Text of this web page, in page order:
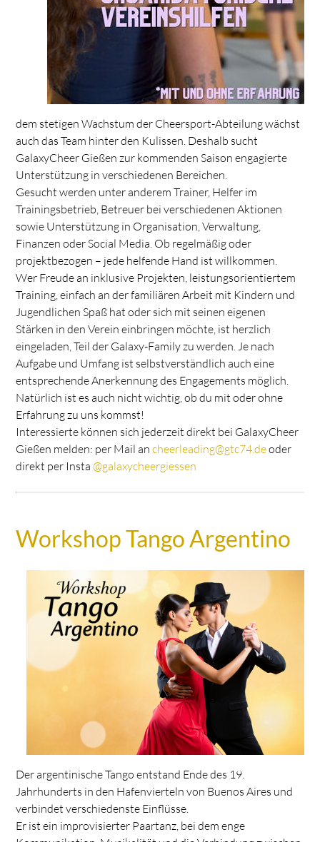
dem stetigen Wachstum der Cheersport-Abteilung wächst
auch das Team hinter den Kulissen. Deshalb sucht
GalaxyCheer Gießen zur kommenden Saison engagierte
Unterstützung in verschiedenen Bereichen.
Gesucht werden unter anderem Trainer, Helfer im
Trainingsbetrieb, Betreuer bei verschiedenen Aktionen
sowie Unterstützung in Organisation, Verwaltung,
Finanzen oder Social Media. Ob regelmäßig oder
projektbezogen – jede helfende Hand ist willkommen.
Wer Freude an inklusive Projekten, leistungsorientiertem
Training, einfach an der familiären Arbeit mit Kindern und
Jugendlichen Spaß hat oder sich mit seinen eigenen
Stärken in den Verein einbringen möchte, ist herzlich
eingeladen, Teil der Galaxy-Family zu werden. Je nach
Aufgabe und Umfang ist selbstverständlich auch eine
entsprechende Anerkennung des Engagements möglich.
Natürlich ist es auch nicht wichtig, ob du mit oder ohne
Erfahrung zu uns kommst!
Interessierte können sich jederzeit direkt bei GalaxyCheer
Gießen melden: per Mail ancheerleading@gtc74.deoder
direkt per Insta@galaxycheergiessen
Workshop Tango Argentino
Der argentinische Tango entstand Ende des 19.
Jahrhunderts in den Hafenvierteln von Buenos Aires und
verbindet verschiedenste Einflüsse.
Er ist ein improvisierter Paartanz, bei dem enge